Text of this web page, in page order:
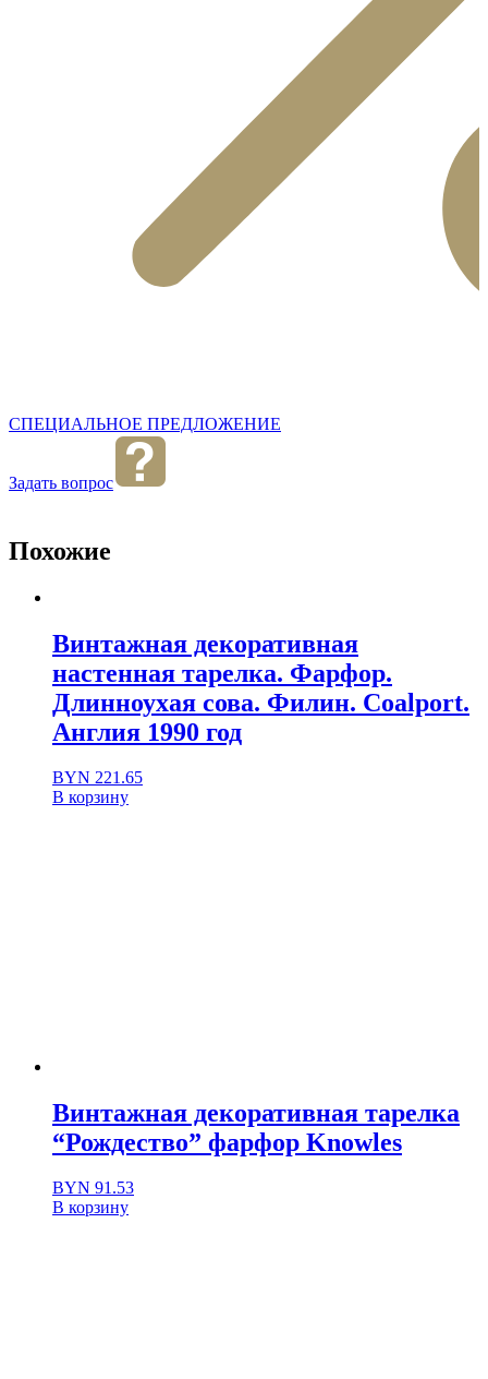
СПЕЦИАЛЬНОЕ ПРЕДЛОЖЕНИЕ
Задать вопрос
Похожие
Винтажная декоративная
настенная тарелка. Фарфор.
Длинноухая сова. Филин. Coalport.
Англия 1990 год
BYN 221.65
В корзину
Винтажная декоративная тарелка
“Рождество” фарфор Knowles
BYN 91.53
В корзину